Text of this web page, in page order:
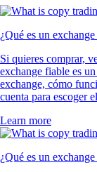
¿Qué es un
Si quieres comprar,
exchange fiable es
exchange, cómo
cuenta para escoger
Learn more
¿Qué es un